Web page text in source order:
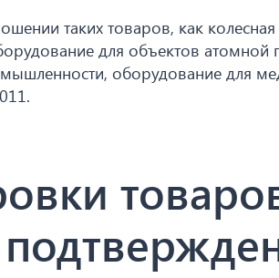
таких товаров, как
для объектов
оборудование для